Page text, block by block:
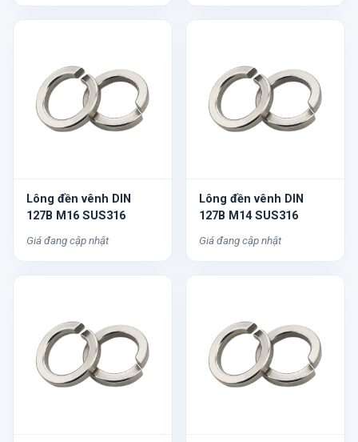
Lông đền vênh DIN
127B M16 SUS316
Giá đang cập nhật
Lông đền vênh DIN
127B M14 SUS316
Giá đang cập nhật